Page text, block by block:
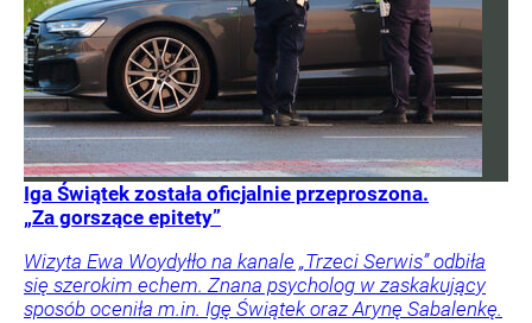
Iga Świątek została oficjalnie przeproszona.
„Za gorszące epitety”
Wizyta Ewa Woydyłło na kanale „Trzeci Serwis” odbiła
się szerokim echem. Znana psycholog w zaskakujący
sposób oceniła m.in. Igę Świątek oraz Arynę Sabalenkę.